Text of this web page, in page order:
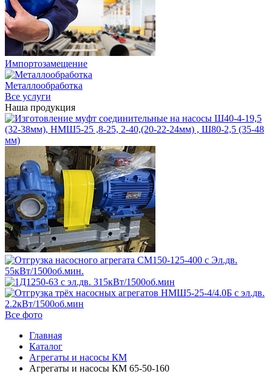
Импортозамещение
Металлообработка
Все услуги
Наша продукция
Все фото
Главная
Каталог
Агрегаты и насосы КМ
Агрегаты и насосы КМ 65-50-160